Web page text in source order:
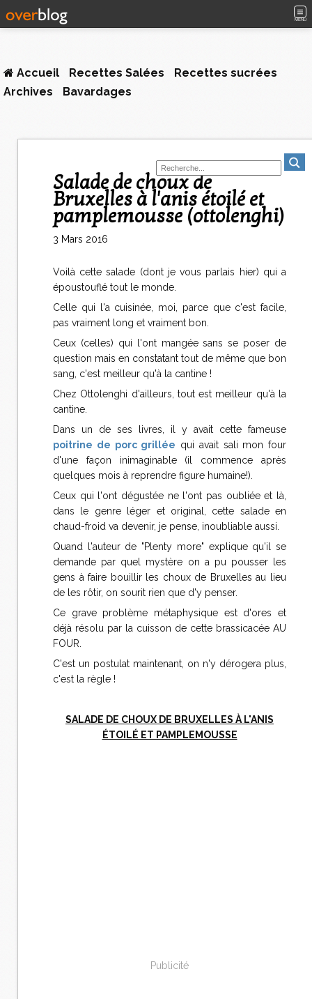
MENU
Accueil Recettes Salées
Recettes sucrées
Archives
Bavardages
Salade de choux de
Bruxelles à l'anis étoilé et
pamplemousse (ottolenghi)
3 Mars 2016
Voilà cette salade (dont je vous parlais hier) qui a
époustouflé tout le monde.
Celle qui l'a cuisinée, moi, parce que c'est facile,
pas vraiment long et vraiment bon.
Ceux (celles) qui l'ont mangée sans se poser de
question mais en constatant tout de même que bon
sang, c'est meilleur qu'à la cantine !
Chez Ottolenghi d'ailleurs, tout est meilleur qu'à la
cantine.
Dans un de ses livres, il y avait cette fameuse
poitrine de porc grillée qui avait sali mon four
d'une façon inimaginable (il commence après
quelques mois à reprendre figure humaine!).
Ceux qui l'ont dégustée ne l'ont pas oubliée et là,
dans le genre léger et original, cette salade en
chaud-froid va devenir, je pense, inoubliable aussi.
Quand l'auteur de "Plenty more" explique qu'il se
demande par quel mystère on a pu pousser les
gens à faire bouillir les choux de Bruxelles au lieu
de les rôtir, on sourit rien que d'y penser.
Ce grave problème métaphysique est d'ores et
déjà résolu par la cuisson de cette brassicacée AU
FOUR.
C'est un postulat maintenant, on n'y dérogera plus,
c'est la règle !
SALADE DE CHOUX DE BRUXELLES À L'ANIS
ÉTOILÉ ET PAMPLEMOUSSE
Publicité